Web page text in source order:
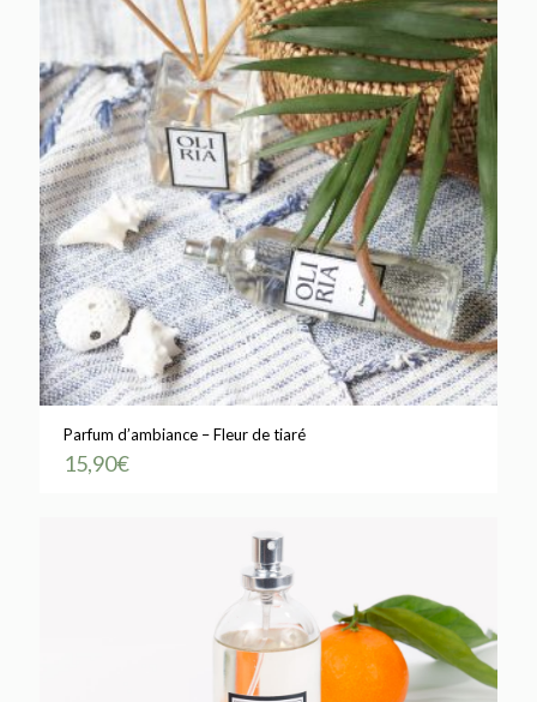
Parfum d’ambiance – Fleur de tiaré
15,90€